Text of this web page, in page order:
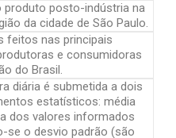
produto posto-indústria na
da cidade de São Paulo.
feitos nas principais
e consumidoras
do Brasil.
diária é submetida a dois
estatísticos: média
dos valores informados
se o desvio padrão (são